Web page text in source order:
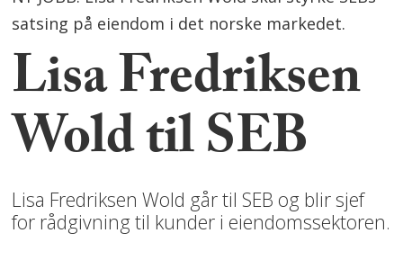
satsing på eiendom i det norske markedet.
Lisa Fredriksen
Wold til SEB
Lisa Fredriksen Wold går til SEB og blir sjef
for rådgivning til kunder i eiendomssektoren.